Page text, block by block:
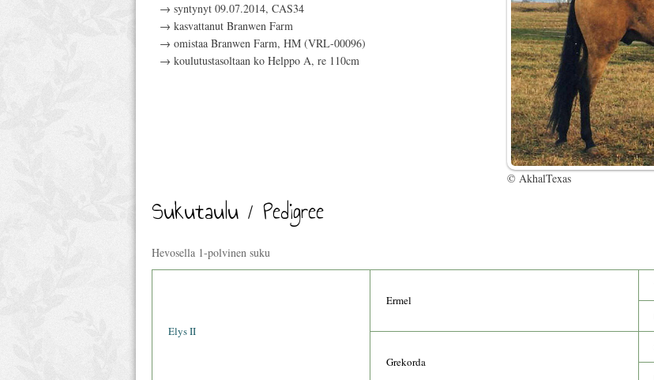
→ syntynyt 09.07.2014, CAS34
→ kasvattanut Branwen Farm
→ omistaa Branwen Farm, HM (VRL-00096)
→ koulutustasoltaan ko Helppo A, re 110cm
© AkhalTexas
Sukutaulu / Pedigree
Hevosella 1-polvinen suku
Elys II
Ermel
Grekorda